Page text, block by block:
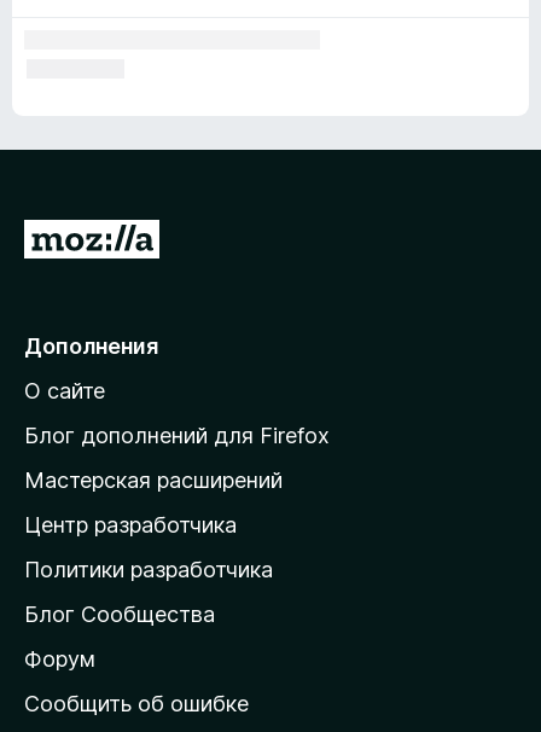
П
е
й
т
и
а
д
о
а
ш
н
Дополнения
О сайте
Блог дополнений для Firefox
Мастерская расширений
Центр разработчика
Политики разработчика
Блог Сообщества
Форум
Сообщить об ошибке